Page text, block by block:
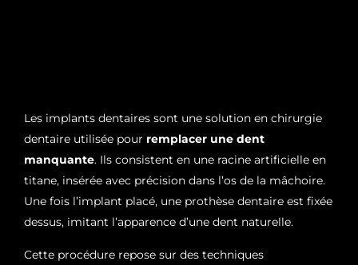
Les implants dentaires sont une solution en chirurgie
dentaire utilisée pour remplacer une dent
manquante. Ils consistent en une racine artificielle en
titane, insérée avec précision dans l’os de la mâchoire.
Une fois l’implant placé, une prothèse dentaire est fixée
dessus, imitant l’apparence d’une dent naturelle.
Cette procédure repose sur des techniques